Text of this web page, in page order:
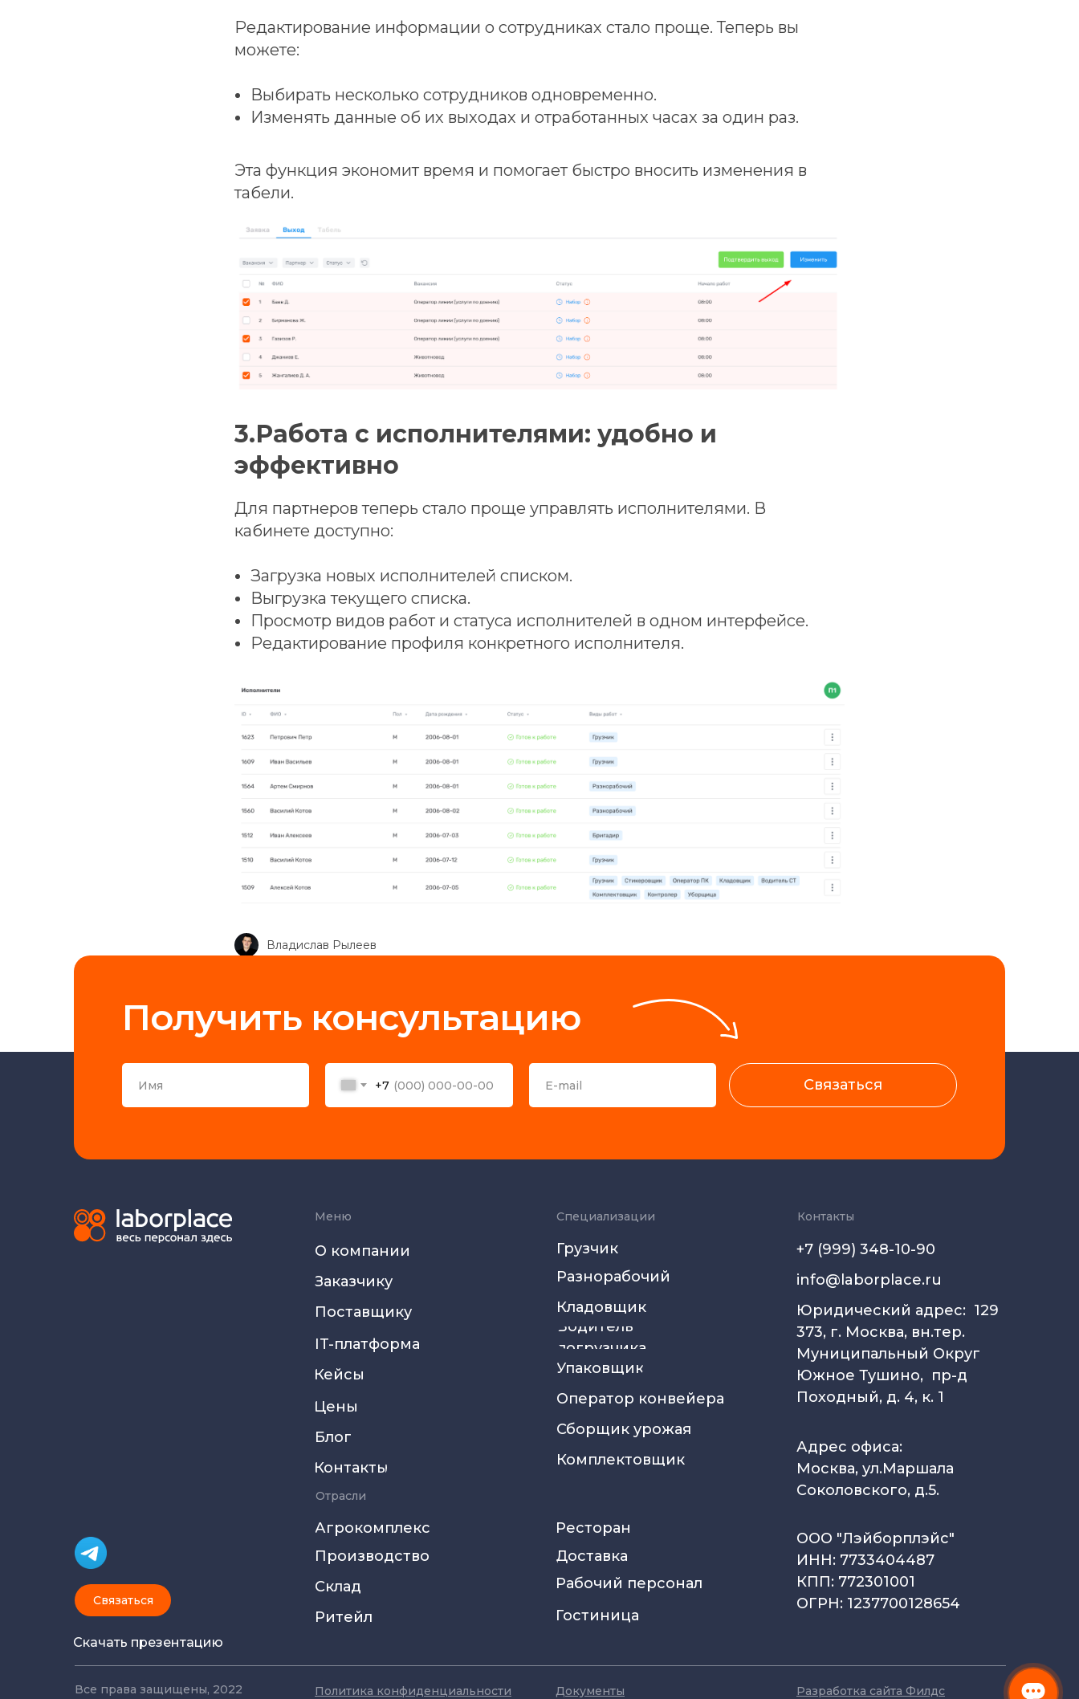
Редактирование информации о сотрудниках стало проще. Теперь вы
можете:
Выбирать несколько сотрудников одновременно.
Изменять данные об их выходах и отработанных часах за один раз.
Эта функция экономит время и помогает быстро вносить изменения в
табели.
3.Работа с исполнителями: удобно и
эффективно
Для партнеров теперь стало проще управлять исполнителями. В
кабинете доступно:
Загрузка новых исполнителей списком.
Выгрузка текущего списка.
Просмотр видов работ и статуса исполнителей в одном интерфейсе.
Редактирование профиля конкретного исполнителя.
Владислав Рылеев
Получить консультацию
+7
Связаться
Меню
Все права защищены, 2022 Политика конфиденциальности Документы Разработка сайта Филдс
О компании
Заказчику
Поставщику
Кейсы
Цены
Контакты
Блог
Специализации
Грузчик
Разнорабочий
Кладовщик
Водитель
погрузчика
Упаковщик
Оператор конвейера
Сборщик урожая
Отрасли
Агрокомплекс
Производство
Склад
Связаться
Комплектовщик
Контакты
+7 (999) 348-10-90
info@laborplace.ru
Юридический адрес: 129
373, г. Москва, вн.тер.
Муниципальный Округ
Южное Тушино, пр-д
Походный, д. 4, к. 1
Адрес офиса:
Москва, ул.Маршала
Соколовского, д.5.
ООО "Лэйборплэйс"
ИНН: 7733404487
КПП: 772301001
ОГРН: 1237700128654
Скачать презентацию
Ритейл
Ресторан
Рабочий персонал
Доставка
IT-платформа
Гостиница